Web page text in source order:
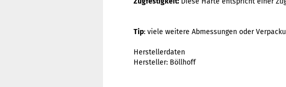
Tip: viele weitere Abmessungen oder
Herstellerdaten
Hersteller: Böllhoff